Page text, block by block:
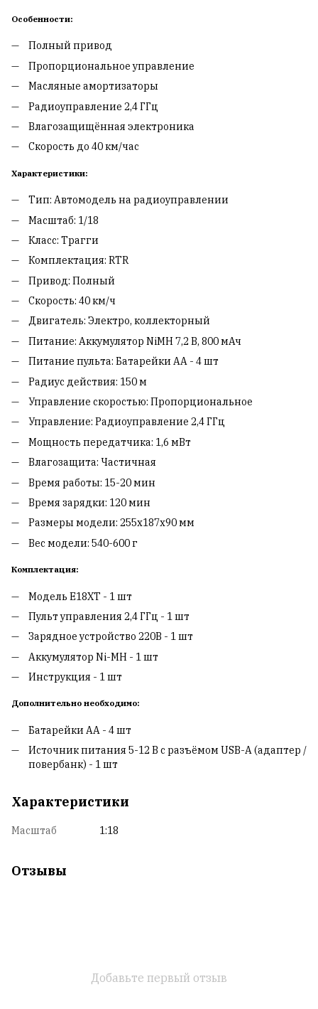
Особенности:
Полный привод
Пропорциональное управление
Масляные амортизаторы
Радиоуправление 2,4 ГГц
Влагозащищённая электроника
Скорость до 40 км/час
Характеристики:
Тип: Автомодель на радиоуправлении
Масштаб: 1/18
Класс: Трагги
Комплектация: RTR
Привод: Полный
Скорость: 40 км/ч
Двигатель: Электро, коллекторный
Питание: Аккумулятор NiMH 7,2 В, 800 мАч
Питание пульта: Батарейки AA - 4 шт
Радиус действия: 150 м
Управление скоростью: Пропорциональное
Управление: Радиоуправление 2,4 ГГц
Мощность передатчика: 1,6 мВт
Влагозащита: Частичная
Время работы: 15-20 мин
Время зарядки: 120 мин
Размеры модели: 255x187x90 мм
Вес модели: 540-600 г
Комплектация:
Модель E18XT - 1 шт
Пульт управления 2,4 ГГц - 1 шт
Зарядное устройство 220В - 1 шт
Аккумулятор Ni-MH - 1 шт
Инструкция - 1 шт
Дополнительно необходимо:
Батарейки AA - 4 шт
Источник питания 5-12 В с разъёмом USB-A (адаптер /
повербанк) - 1 шт
Характеристики
Масштаб 1:18
Отзывы
Добавьте первый отзыв